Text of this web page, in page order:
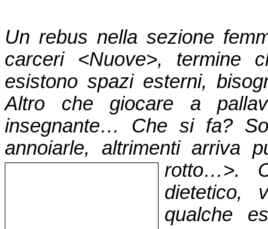
Un rebus nella sezione
carceri <Nuove>, termine
esistono spazi esterni,
Altro che giocare a
insegnante… Che si fa?
annoiarle, altrimenti arriva
rotto…>.
dietetico,
qualche